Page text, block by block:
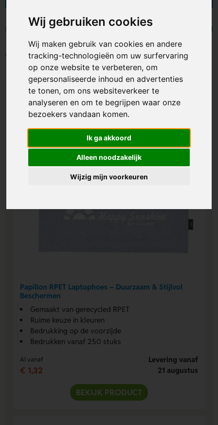
Wij gebruiken cookies
Wij maken gebruik van cookies en andere
tracking-technologieën om uw surfervaring
op onze website te verbeteren, om
gepersonaliseerde inhoud en advertenties
te tonen, om ons websiteverkeer te
analyseren en om te begrijpen waar onze
bezoekers vandaan komen.
Ik ga akkoord
Alleen noodzakelijk
Wijzig mijn voorkeuren
Geschikt voor laptops van 11 inch tot en met 17
inch. De laptophoezen zijn verkrijgbaar in vrijwel
alle kleuren en kunnen bedrukt worden met een
logo, bedrijfsnaam of andere opdruk. Met
bedrukte laptophoezen zijn niet alleen
functioneel voor personeel en relaties, maar
dienen ook als effectief promotiemateriaal of
relatiegeschenk!
Boodschappentassen
Filters
Papillon RPET Laptophoes – Duurzaam & Stijlvol
Beschermen
Gemaakt van gerecycled RPET
Ruime keuze in kleuren
Bedrukking op de voorzijde
Bedrukken vanaf 250 stuks
Al vanaf
€ 1,32
Levering vanaf
21 augustus
BEKIJK PRODUCT